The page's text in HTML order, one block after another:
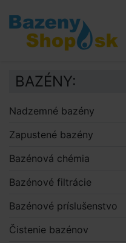
Prejsť na obsah
Prejsť k bočnému stĺpci
Klávesové skratky
BAZÉNY:
Nadzemné bazény
Zapustené bazény
Bazénová chémia
Bazénové filtrácie
Bazénové príslušenstvo
Čistenie bazénov